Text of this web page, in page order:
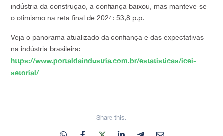
indústria da construção, a confiança baixou, mas manteve-se
o otimismo na reta final de 2024: 53,8 p.p.
Veja o panorama atualizado da confiança e das expectativas
na indústria brasileira:
https://www.portaldaindustria.com.br/estatisticas/icei-
setorial/
Share this: